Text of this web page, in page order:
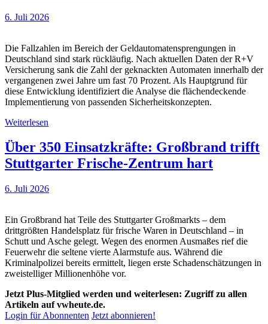
6. Juli 2026
Die Fallzahlen im Bereich der Geldautomatensprengungen in
Deutschland sind stark rückläufig. Nach aktuellen Daten der R+V
Versicherung sank die Zahl der geknackten Automaten innerhalb der
vergangenen zwei Jahre um fast 70 Prozent. Als Hauptgrund für
diese Entwicklung identifiziert die Analyse die flächendeckende
Implementierung von passenden Sicherheitskonzepten.
Weiterlesen
Über 350 Einsatzkräfte: Großbrand trifft
Stuttgarter Frische-Zentrum hart
6. Juli 2026
Ein Großbrand hat Teile des Stuttgarter Großmarkts – dem
drittgrößten Handelsplatz für frische Waren in Deutschland – in
Schutt und Asche gelegt. Wegen des enormen Ausmaßes rief die
Feuerwehr die seltene vierte Alarmstufe aus. Während die
Kriminalpolizei bereits ermittelt, liegen erste Schadenschätzungen in
zweistelliger Millionenhöhe vor.
Jetzt Plus-Mitglied werden und weiterlesen: Zugriff zu allen
Artikeln auf vwheute.de.
Login für Abonnenten Jetzt abonnieren!